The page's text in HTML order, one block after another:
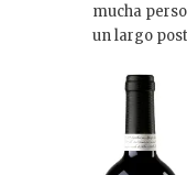
mucha
un largo